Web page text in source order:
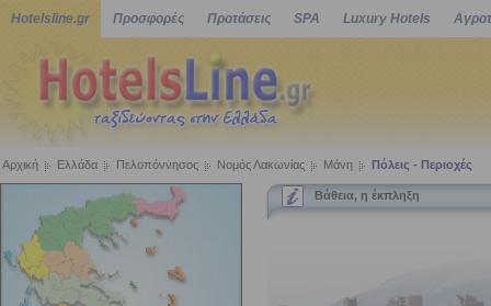
Hotelsline.gr Προσφορές Προτάσεις SPA Luxury Hotels
Αρχική Ελλάδα Πελοπόννησος Νομός Λακωνίας Μάνη Πόλεις - Περιοχές
Βάθεια, η έκπληξη